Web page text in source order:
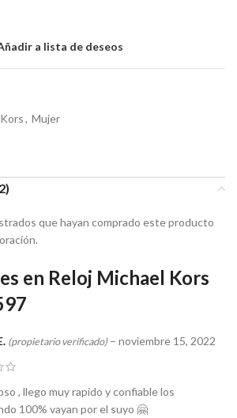
a lista de deseos
, Mujer
en Reloj Michael Kors
(propietario verificado) – noviembre 15, 2022
, llego muy rapido y confiable los
100% vayan por el suyo 🤗
que hayan comprado este producto